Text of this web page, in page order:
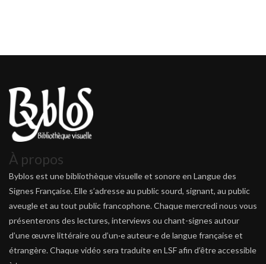
À propos
Byblos est une bibliothèque visuelle et sonore en Langue des
Signes Française. Elle s’adresse au public sourd, signant, au public
aveugle et au tout public francophone. Chaque mercredi nous vous
présenterons des lectures, interviews ou chant-signes autour
d’une œuvre littéraire ou d’un·e auteur·e de langue française et
étrangère. Chaque vidéo sera traduite en LSF afin d’être accessible